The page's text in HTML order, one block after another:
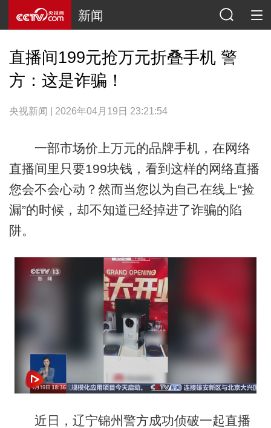
新闻
直播间199元抢万元折叠手机 警
方：这是诈骗！
央视新闻 | 2026年04月19日 23:21:54
一部市场价上万元的品牌手机，在网络
直播间里只要199块钱，看到这样的网络直播
您会不会心动？然而当您以为自己在线上“捡
漏”的时候，却不知道已经掉进了诈骗的陷
阱。
近日，辽宁锦州警方成功侦破一起直播